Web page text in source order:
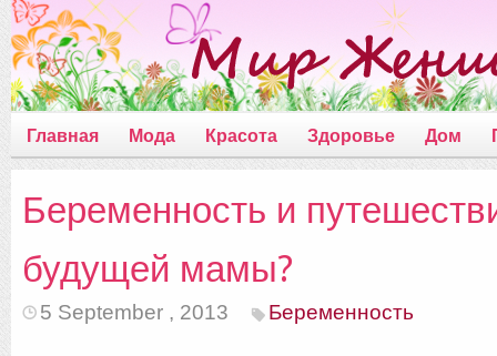
Главная Мода Красота Здоровье Дом
Беременность и
будущей мамы?
5 September , 2013 Беременность